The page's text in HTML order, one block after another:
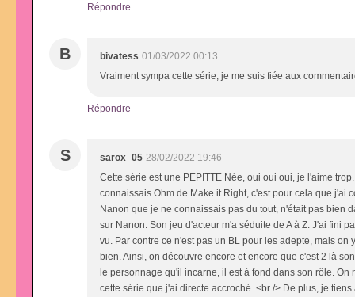
Répondre
B bivatess 01/03/2022 00:13
Vraiment sympa cette série, je me suis fiée aux
Répondre
S sarox_05 28/02/2022 19:46
Cette série est une PEPITTE Née, oui oui oui, je l'aime
connaissais Ohm de Make it Right, c'est pour cela que j'ai
Nanon que je ne connaissais pas du tout, n'était pas bien
sur Nanon. Son jeu d'acteur m'a séduite de A à Z. J'ai fini
vu. Par contre ce n'est pas un BL pour les adepte, mais
bien. Ainsi, on découvre encore et encore que c'est 2 là
le personnage qu'il incarne, il est à fond dans son rôle.
cette série que j'ai directe accroché. <br /> De plus, je